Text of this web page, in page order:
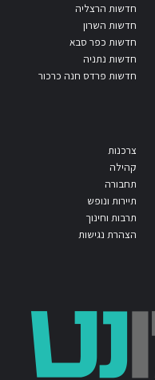
חדשות הרצליה
חדשות השרון
חדשות כפר סבא
חדשות נתניה
חדשות פרדס חנה כרכור
צרכנות
קהילה
תחבורה
תיירות ונופש
תרבות וחינוך
הצהרת נגישות